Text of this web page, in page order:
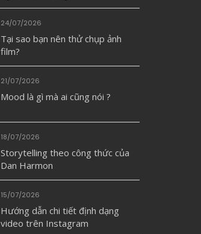
24/07/2026
Tại sao bạn nên thử chụp ảnh
film?
21/07/2026
Mood là gì mà ai cũng nói ?
18/07/2026
Storytelling theo công thức của
Dan Harmon
15/07/2026
Hướng dẫn chi tiết định dạng
video trên Instagram